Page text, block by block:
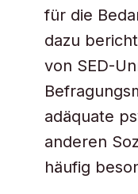
für die
dazu
von SED-
adäquate
anderen
häufig